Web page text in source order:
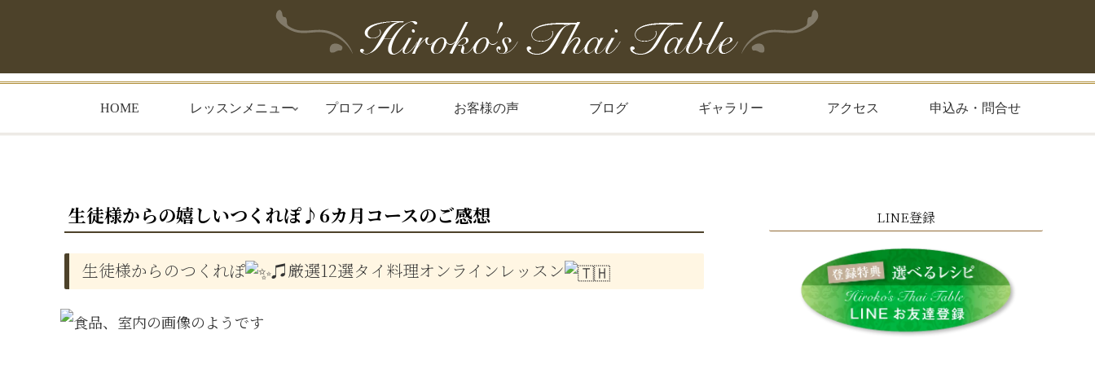
HOME レッスンメニュー プロフィール お客様の声 ブログ ギャラリー アクセス 申込み・問合せ
生徒様からの嬉しいつくれぽ♪6カ月コースのご感想
生徒様からのつくれぽ ♫厳選12選タイ料理オンラインレッスン
LINE登録